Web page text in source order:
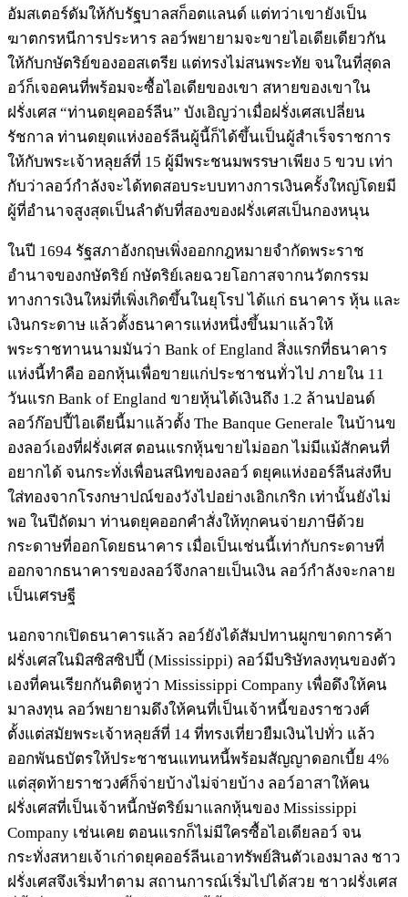
อัมสเตอร์ดัมให้กับรัฐบาลสก็อตแลนด์ แต่ทว่าเขายังเป็น
ฆาตกรหนีการประหาร ลอว์พยายามจะขายไอเดียเดียวกัน
ให้กับกษัตริย์ของออสเตรีย แต่ทรงไม่สนพระทัย จนในที่สุดล
อว์ก็เจอคนที่พร้อมจะซื้อไอเดียของเขา สหายของเขาใน
ฝรั่งเศส “ท่านดยุคออร์ลีน” บังเอิญว่าเมื่อฝรั่งเศสเปลี่ยน
รัชกาล ท่านดยุดแห่งออร์ลีนผู้นี้ก็ได้ขึ้นเป็นผู้สำเร็จราชการ
ให้กับพระเจ้าหลุยส์ที่ 15 ผู้มีพระชนมพรรษาเพียง 5 ขวบ เท่า
กับว่าลอว์กำลังจะได้ทดสอบระบบทางการเงินครั้งใหญ่โดยมี
ผู้ที่อำนาจสูงสุดเป็นลำดับที่สองของฝรั่งเศสเป็นกองหนุน
ในปี 1694 รัฐสภาอังกฤษเพิ่งออกกฎหมายจำกัดพระราช
อำนาจของกษัตริย์ กษัตริย์เลยฉวยโอกาสจากนวัตกรรม
ทางการเงินใหม่ที่เพิ่งเกิดขึ้นในยุโรป ได้แก่ ธนาคาร หุ้น และ
เงินกระดาษ แล้วตั้งธนาคารแห่งหนึ่งขึ้นมาแล้วให้
พระราชทานนามมันว่า Bank of England สิ่งแรกที่ธนาคาร
แห่งนี้ทำคือ ออกหุ้นเพื่อขายแก่ประชาชนทั่วไป ภายใน 11
วันแรก Bank of England ขายหุ้นได้เงินถึง 1.2 ล้านปอนด์
ลอว์ก๊อปปี้ไอเดียนี้มาแล้วตั้ง The Banque Generale ในบ้านข
องลอว์เองที่ฝรั่งเศส ตอนแรกหุ้นขายไม่ออก ไม่มีแม้สักคนที่
อยากได้ จนกระทั่งเพื่อนสนิทของลอว์ ดยุคแห่งออร์ลีนส่งหีบ
ใส่ทองจากโรงกษาปณ์ของวังไปอย่างเอิกเกริก เท่านั้นยังไม่
พอ ในปีถัดมา ท่านดยุคออกคำสั่งให้ทุกคนจ่ายภาษีด้วย
กระดาษที่ออกโดยธนาคาร เมื่อเป็นเช่นนี้เท่ากับกระดาษที่
ออกจากธนาคารของลอว์จึงกลายเป็นเงิน ลอว์กำลังจะกลาย
เป็นเศรษฐี
นอกจากเปิดธนาคารแล้ว ลอว์ยังได้สัมปทานผูกขาดการค้า
ฝรั่งเศสในมิสซิสซิปปี้ (Mississippi) ลอว์มีบริษัทลงทุนของตัว
เองที่คนเรียกกันติดหูว่า Mississippi Company เพื่อดึงให้คน
มาลงทุน ลอว์พยายามดึงให้คนที่เป็นเจ้าหนี้ของราชวงศ์
ตั้งแต่สมัยพระเจ้าหลุยส์ที่ 14 ที่ทรงเที่ยวยืมเงินไปทั่ว แล้ว
ออกพันธบัตรให้ประชาชนแทนหนี้พร้อมสัญญาดอกเบี้ย 4%
แต่สุดท้ายราชวงศ์ก็จ่ายบ้างไม่จ่ายบ้าง ลอว์อาสาให้คน
ฝรั่งเศสที่เป็นเจ้าหนี้กษัตริย์มาแลกหุ้นของ Mississippi
Company เช่นเคย ตอนแรกก็ไม่มีใครซื้อไอเดียลอว์ จน
กระทั่งสหายเจ้าเก่าดยุคออร์ลีนเอาทรัพย์สินตัวเองมาลง ชาว
ฝรั่งเศสจึงเริ่มทำตาม สถานการณ์เริ่มไปได้สวย ชาวฝรั่งเศส